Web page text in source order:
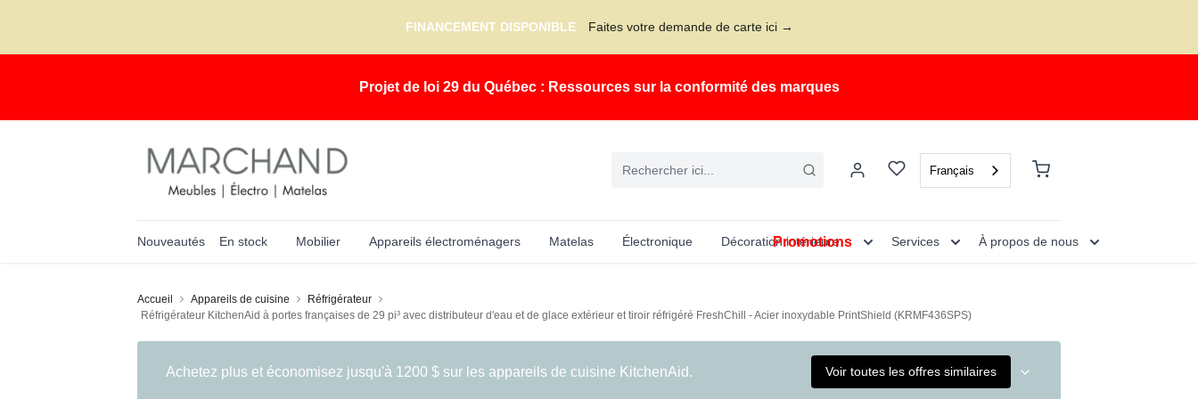
FINANCEMENT DISPONIBLE Faites votre demande de carte ici →
Projet de loi 29 du Québec : Ressources sur la conformité des marques
Français
Nouveautés En stock Mobilier Appareils électroménagers Matelas Électronique Décoration intérieure
Promotions Services À propos de nous
Accueil Appareils de cuisine
Réfrigérateur
Réfrigérateur KitchenAid à portes françaises de 29 pi³ avec distributeur d'eau et de glace extérieur et tiroir réfrigéré FreshChill - Acier inoxydable PrintShield (KRMF436SPS)
Achetez plus et économisez jusqu'à 1200 $ sur les appareils de cuisine KitchenAid. Voir toutes les offres similaires